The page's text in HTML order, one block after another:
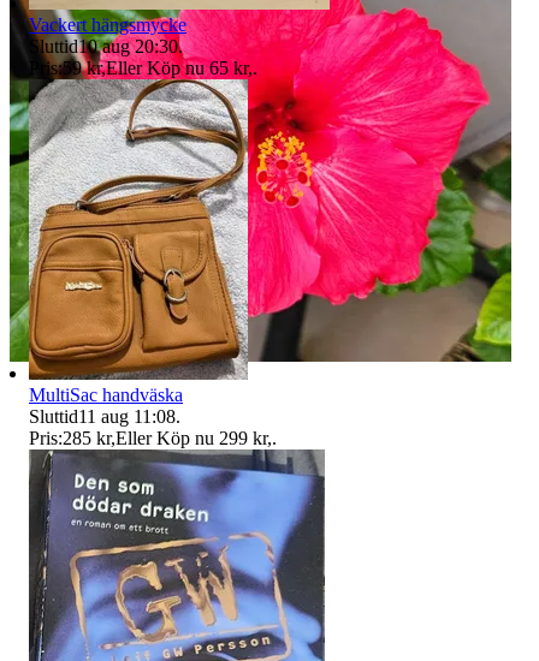
Vackert hängsmycke
Sluttid10 aug 20:30.
Pris:59 kr,Eller Köp nu 65 kr,.
MultiSac handväska
Sluttid11 aug 11:08.
Pris:285 kr,Eller Köp nu 299 kr,.